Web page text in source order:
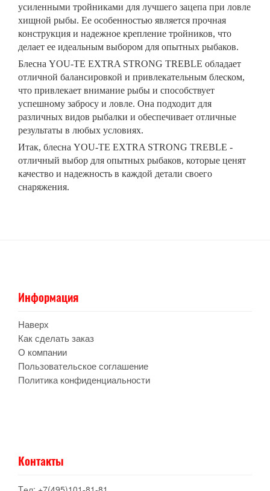
усиленными тройниками для лучшего зацепа при ловле
хищной рыбы. Ее особенностью является прочная
конструкция и надежное крепление тройников, что
делает ее идеальным выбором для опытных рыбаков.
Блесна YOU-TE EXTRA STRONG TREBLE обладает
отличной балансировкой и привлекательным блеском,
что привлекает внимание рыбы и способствует
успешному забросу и ловле. Она подходит для
различных видов рыбалки и обеспечивает отличные
результаты в любых условиях.
Итак, блесна YOU-TE EXTRA STRONG TREBLE -
отличный выбор для опытных рыбаков, которые ценят
качество и надежность в каждой детали своего
снаряжения.
Информация
Наверх
Как сделать заказ
О компании
Пользовательское соглашение
Политика конфиденциальности
Контакты